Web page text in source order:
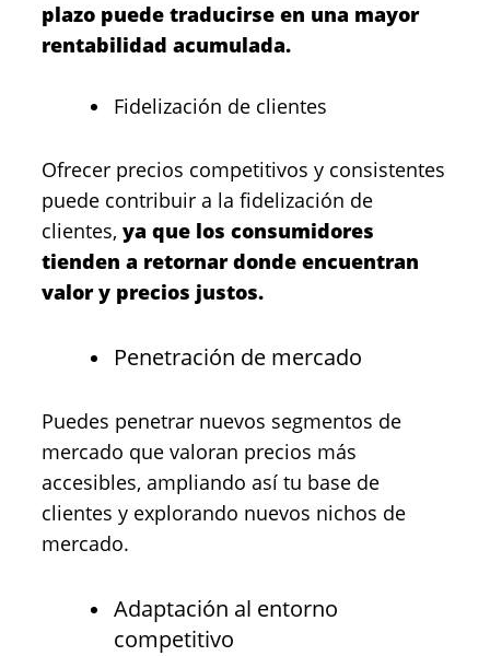
plazo puede traducirse en una mayor
rentabilidad acumulada.
Fidelización de clientes
Ofrecer precios competitivos y consistentes
puede contribuir a la fidelización de
clientes, ya que los consumidores
tienden a retornar donde encuentran
valor y precios justos.
Penetración de mercado
Puedes penetrar nuevos segmentos de
mercado que valoran precios más
accesibles, ampliando así tu base de
clientes y explorando nuevos nichos de
mercado.
Adaptación al entorno
competitivo